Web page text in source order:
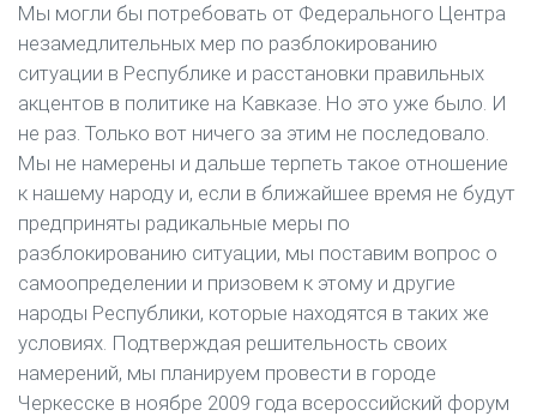
Мы могли бы потребовать от Федерального Центра
незамедлительных мер по разблокированию
ситуации в Республике и расстановки правильных
акцентов в политике на Кавказе. Но это уже было. И
не раз. Только вот ничего за этим не последовало.
Мы не намерены и дальше терпеть такое отношение
к нашему народу и, если в ближайшее время не будут
предприняты радикальные меры по
разблокированию ситуации, мы поставим вопрос о
самоопределении и призовем к этому и другие
народы Республики, которые находятся в таких же
условиях. Подтверждая решительность своих
намерений, мы планируем провести в городе
Черкесске в ноябре 2009 года всероссийский форум